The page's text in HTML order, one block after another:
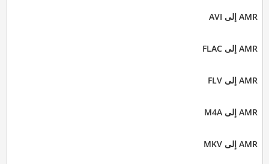
AMR إلى AVI
AMR إلى FLAC
AMR إلى FLV
AMR إلى M4A
AMR إلى MKV